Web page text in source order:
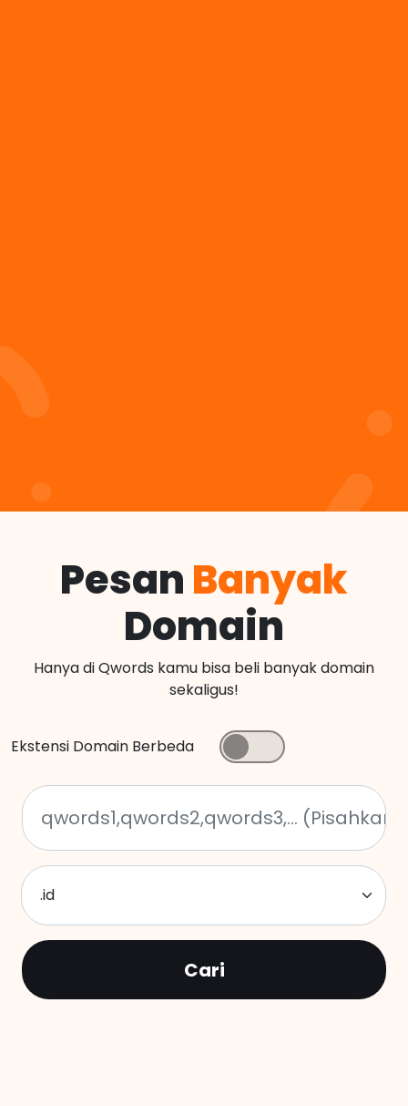
Pesan Banyak
Domain
Hanya di Qwords kamu bisa beli banyak domain
sekaligus!
Ekstensi Domain Berbeda
.id
Cari